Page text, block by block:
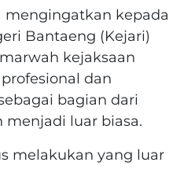
mengingatkan kepada
Bantaeng (Kejari)
kejaksaan
dan
bagian dari
menjadi luar biasa.
melakukan yang luar